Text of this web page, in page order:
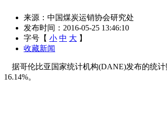
来源：中国煤炭运销协会研究处
发布时间：2016-05-25 13:46:10
字号【 小 中 大 】
收藏新闻
据哥伦比亚国家统计机构(DANE)发布的统计
16.14%。